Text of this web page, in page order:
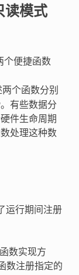
读模式
个便捷函数
个函数分别
有些数据分
件生命周期
处理这种数
运行期间注册
数实现方
数注册指定的